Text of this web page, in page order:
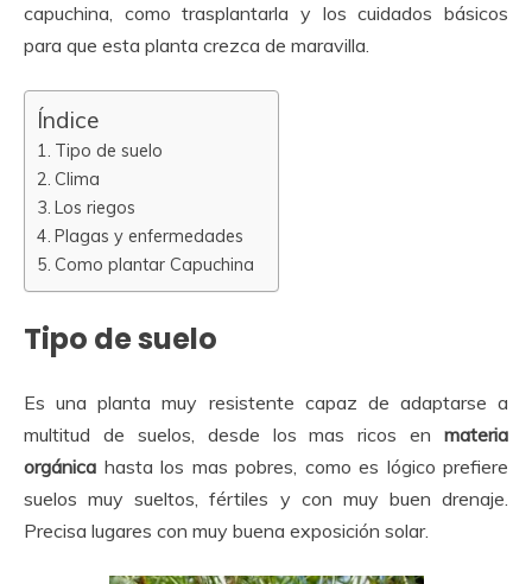
capuchina, como trasplantarla y los cuidados básicos
para que esta planta crezca de maravilla.
Índice
Tipo de suelo
Clima
Los riegos
Plagas y enfermedades
Como plantar Capuchina
Tipo de suelo
Es una planta muy resistente capaz de adaptarse a
multitud de suelos, desde los mas ricos en materia
orgánica hasta los mas pobres, como es lógico prefiere
suelos muy sueltos, fértiles y con muy buen drenaje.
Precisa lugares con muy buena exposición solar.